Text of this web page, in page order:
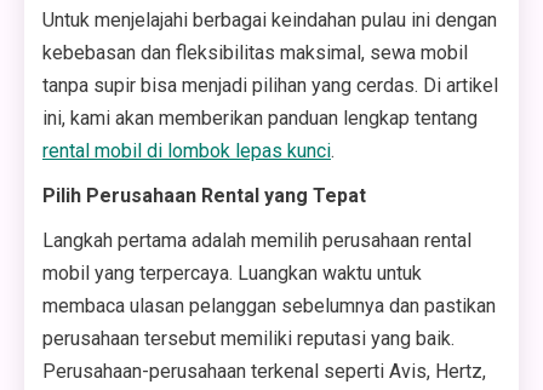
Untuk menjelajahi berbagai keindahan pulau ini dengan
kebebasan dan fleksibilitas maksimal, sewa mobil
tanpa supir bisa menjadi pilihan yang cerdas. Di artikel
ini, kami akan memberikan panduan lengkap tentang
rental mobil di lombok lepas kunci.
Pilih Perusahaan Rental yang Tepat
Langkah pertama adalah memilih perusahaan rental
mobil yang terpercaya. Luangkan waktu untuk
membaca ulasan pelanggan sebelumnya dan pastikan
perusahaan tersebut memiliki reputasi yang baik.
Perusahaan-perusahaan terkenal seperti Avis, Hertz,